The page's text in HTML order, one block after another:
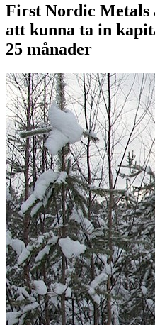
First Nordic
att kunna ta in
25 månader